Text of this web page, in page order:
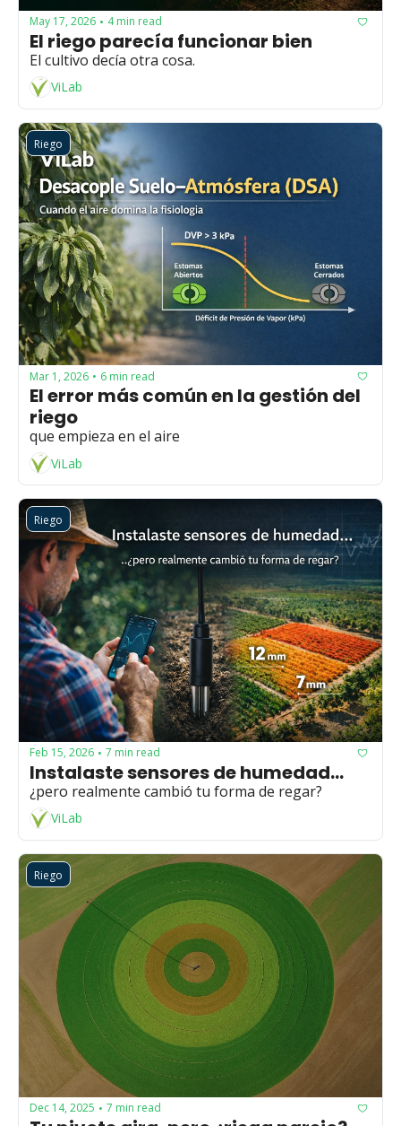
May 17, 2026 • 4 min read
El riego parecía funcionar bien
El cultivo decía otra cosa.
ViLab
Riego
Mar 1, 2026 • 6 min read
El error más común en la gestión del
riego
que empieza en el aire
ViLab
Riego
Feb 15, 2026 • 7 min read
¿pero realmente cambió tu forma de regar?
ViLab
Riego
Dec 14, 2025 • 7 min read